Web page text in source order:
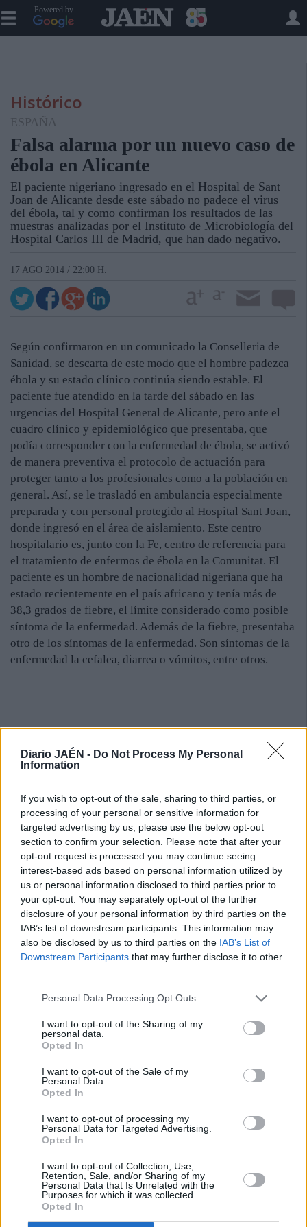
Diario JAÉN - Do Not Process My Personal
Information
If you wish to opt-out of the sale, sharing to third parties, or
processing of your personal or sensitive information for
targeted advertising by us, please use the below opt-out
section to confirm your selection. Please note that after your
opt-out request is processed you may continue seeing
interest-based ads based on personal information utilized by
us or personal information disclosed to third parties prior to
your opt-out. You may separately opt-out of the further
disclosure of your personal information by third parties on the
IAB’s list of downstream participants. This information may
also be disclosed by us to third parties on the IAB’s List of
Downstream Participants that may further disclose it to other
Personal Data Processing Opt Outs
I want to opt-out of the Sharing of my
personal data.
Opted In
I want to opt-out of the Sale of my
Personal Data.
Opted In
I want to opt-out of processing my
Personal Data for Targeted Advertising.
Opted In
I want to opt-out of Collection, Use,
Retention, Sale, and/or Sharing of my
Personal Data that Is Unrelated with the
Purposes for which it was collected.
Opted In
Powered by
Histórico
ESPAÑA
Falsa alarma por un nuevo caso de
ébola en Alicante
El paciente nigeriano ingresado en el Hospital de Sant
Joan de Alicante desde este sábado no padece el virus
del ébola, tal y como confirman los resultados de las
muestras analizadas por el Instituto de Microbiología del
Hospital Carlos III de Madrid, que han dado negativo.
17 AGO 2014 / 22:00 H.
Según confirmaron en un comunicado la Conselleria de
Sanidad, se descarta de este modo que el hombre padezca
ébola y su estado clínico continúa siendo estable. El
paciente fue atendido en la tarde del sábado en las
urgencias del Hospital General de Alicante, pero ante el
cuadro clínico y epidemiológico que presentaba, que
podía corresponder con la enfermedad de ébola, se activó
de manera preventiva el protocolo de actuación para
proteger tanto a los profesionales como a la población en
general. Así, se le trasladó en ambulancia especialmente
preparada y con personal protegido al Hospital Sant Joan,
donde ingresó en el área de aislamiento. Este centro
hospitalario es, junto con la Fe, centro de referencia para
el tratamiento de enfermos de ébola en la Comunitat. El
paciente es un hombre de nacionalidad nigeriana que ha
estado recientemente en el país africano y tenía más de
38,3 grados de fiebre, el límite considerado como posible
síntoma de la enfermedad. Además de la fiebre, presentaba
otro de los síntomas de la enfermedad. Son síntomas de la
enfermedad la cefalea, diarrea o vómitos, entre otros.